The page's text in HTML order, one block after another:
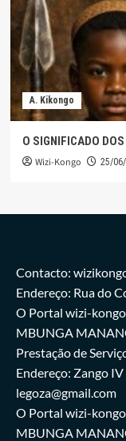
A. Kikongo
O SIGNIFICADO
Wizi-Kongo 25/
Contacto:
Endereço: Rua do
O Portal wizi-
MBUNGA
Prestação de
Endereço: Zango
legoza@gmail.com
O Portal wizi-
MBUNGA